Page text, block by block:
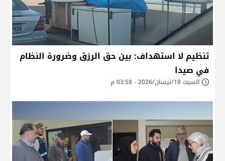
تنظيم لا استهداف: بين حق الرزق وضرورة النظام
في صيدا
السبت 18/نيسان/2026 - 03:58 م